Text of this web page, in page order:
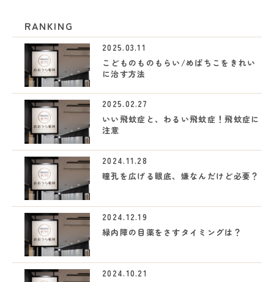
RANKING
2025.03.11
こどものものもらい/めばちこをきれい
に治す方法
2025.02.27
いい飛蚊症と、わるい飛蚊症！飛蚊症に
注意
2024.11.28
瞳孔を広げる眼底、嫌なんだけど必要？
2024.12.19
緑内障の目薬をさすタイミングは？
2024.10.21